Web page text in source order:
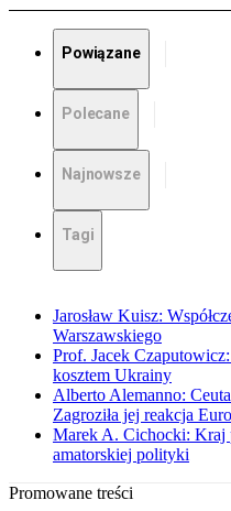
Powiązane
Polecane
Najnowsze
Tagi
Jarosław Kuisz:
Warszawskiego
Prof. Jacek
kosztem Ukrainy
Alberto Alemanno:
Zagroziła jej reakcja
Marek A. Cichocki: Kraj
amatorskiej polityki
Promowane treści